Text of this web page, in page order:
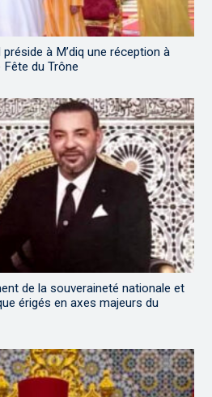
à M’diq une réception à
Fête du Trône
de la souveraineté nationale et
érigés en axes majeurs du